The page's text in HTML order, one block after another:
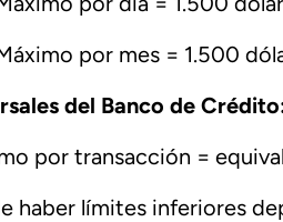
por mes = 1.500
del Banco de
por transacción =
haber límites inferiores